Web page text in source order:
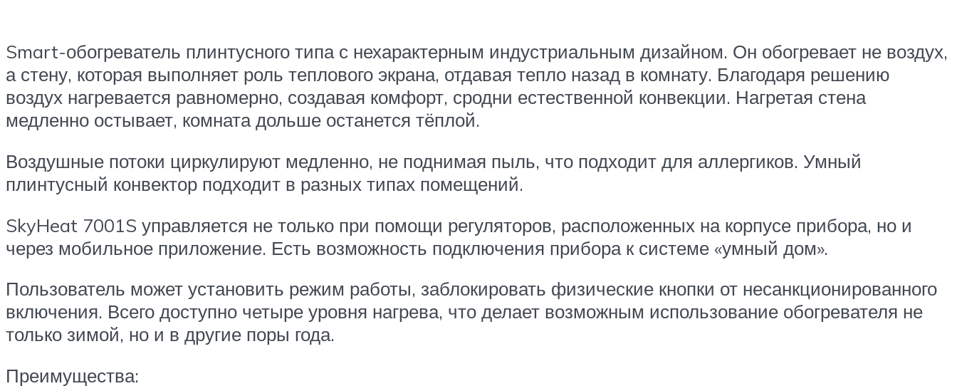
Smart-обогреватель плинтусного типа с нехарактерным индустриальным дизайном. Он обогревает не воздух,
а стену, которая выполняет роль теплового экрана, отдавая тепло назад в комнату. Благодаря решению
воздух нагревается равномерно, создавая комфорт, сродни естественной конвекции. Нагретая стена
медленно остывает, комната дольше останется тёплой.
Воздушные потоки циркулируют медленно, не поднимая пыль, что подходит для аллергиков. Умный
плинтусный конвектор подходит в разных типах помещений.
SkyHeat 7001S управляется не только при помощи регуляторов, расположенных на корпусе прибора, но и
через мобильное приложение. Есть возможность подключения прибора к системе «умный дом».
Пользователь может установить режим работы, заблокировать физические кнопки от несанкционированного
включения. Всего доступно четыре уровня нагрева, что делает возможным использование обогревателя не
только зимой, но и в другие поры года.
Преимущества: